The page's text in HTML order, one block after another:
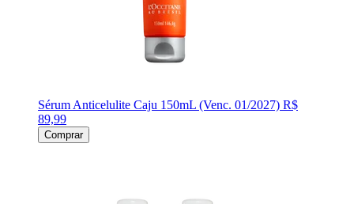
Sérum Anticelulite Caju 150mL (Venc. 01/2027) R$
89,99
Comprar